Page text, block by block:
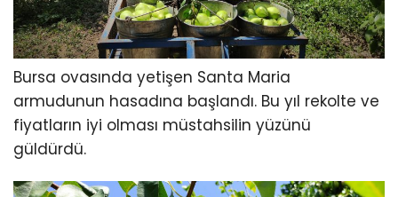
Bursa ovasında yetişen Santa Maria
armudunun hasadına başlandı. Bu yıl rekolte ve
fiyatların iyi olması müstahsilin yüzünü
güldürdü.